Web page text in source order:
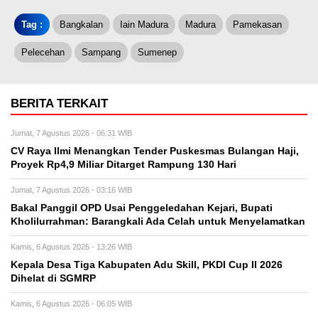
Tag : Bangkalan Iain Madura Madura Pamekasan
Pelecehan Sampang Sumenep
BERITA TERKAIT
Jumat, 7 Agustus 2026 - 06:31 WIB
CV Raya Ilmi Menangkan Tender Puskesmas Bulangan Haji,
Proyek Rp4,9 Miliar Ditarget Rampung 130 Hari
Jumat, 7 Agustus 2026 - 03:16 WIB
Bakal Panggil OPD Usai Penggeledahan Kejari, Bupati
Kholilurrahman: Barangkali Ada Celah untuk Menyelamatkan
Kamis, 6 Agustus 2026 - 13:26 WIB
Kepala Desa Tiga Kabupaten Adu Skill, PKDI Cup II 2026
Dihelat di SGMRP
Kamis, 6 Agustus 2026 - 06:05 WIB